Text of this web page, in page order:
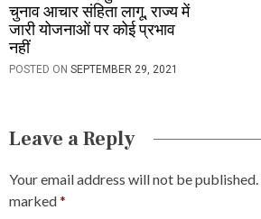
चुनाव आचार संहिता लागू, राज्य में
जारी योजनाओं पर कोई प्रभाव
नहीं
POSTED ON SEPTEMBER 29, 2021
Leave a Reply
Your email address will not be published.
marked*